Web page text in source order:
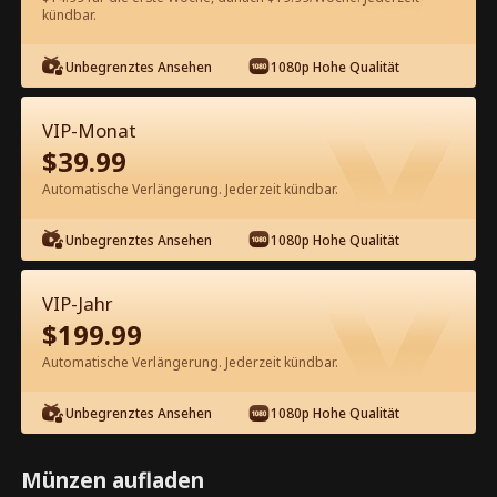
60 Jetzt entsperren
Kostenlos in der App ansehen
Episode 39 - Die überhebliche
Tyrannin und ihre geflohene Frau
Kompletter Film
1-50 51-98
39 40 41 42 43
kündbar.
Unbegrenztes Ansehen 1080p Hohe Qualität
VIP-Monat
$39.99
Automatische Verlängerung. Jederzeit kündbar.
Unbegrenztes Ansehen 1080p Hohe Qualität
VIP-Jahr
$199.99
Automatische Verlängerung. Jederzeit kündbar.
Unbegrenztes Ansehen 1080p Hohe Qualität
Münzen aufladen